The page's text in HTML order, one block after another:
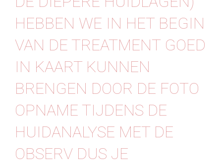
HEBBEN WE IN HET BEGIN
VAN DE TREATMENT GOED
IN KAART KUNNEN
BRENGEN DOOR DE FOTO
OPNAME TIJDENS DE
HUIDANALYSE MET DE
OBSERV DUS JE